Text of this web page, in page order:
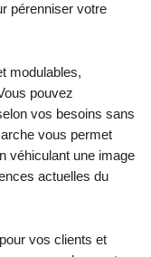
pérenniser votre
modulables,
pouvez
vos besoins sans
vous permet
véhiculant une image
actuelles du
vos clients et